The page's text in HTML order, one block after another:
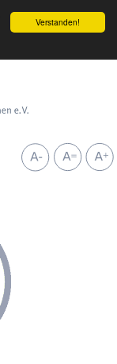
Verstanden!